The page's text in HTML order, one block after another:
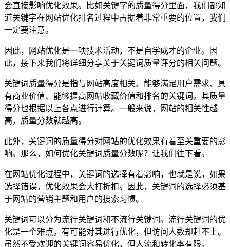
会直接影响优化效果。比如关键字的质量得分里面，我们都知
道关键字在网站优化排名过程中占据着非常重要的位置，我们
一定要注意。
因此，网站优化是一项技术活动，不是自学成才的企业。因
此，接下来我们将详细分享关于关键词质量评分的相关问题。
关键词质量得分是指与网站高度相关、能够满足用户需求、具
有商业价值、能够提高网站收藏价值和排名的关键词。其质量
得分也根据以上各点进行计算。一般来说，网站的相关性越
高，质量分数就越高。
此外，关键词的质量得分对网站的优化效果有着至关重要的影
响。那么，如何优化关键词质量分数呢？让我们往下看。
在网站优化过程中，关键词的选择有着影响，也就是说，如果
选择错误，优化效果会大打折扣。因此，关键词的选择必须基
于网站的营销主题和用户的搜索习惯。
关键词可以分为流行关键词和不流行关键词。流行关键词的优
化是一个难点。有可能对其进行优化，但访问人数却赶不上。
虽然不受欢迎的关键词容易优化，但人流和转化率有限。